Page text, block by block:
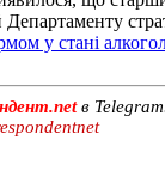
у стані
в